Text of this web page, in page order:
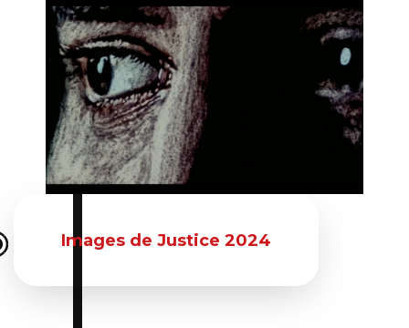
Du 14 mai 2024 au 16 mai 2024
Images de Justice 2024